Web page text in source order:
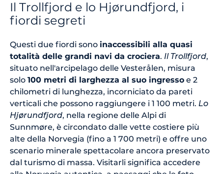
Il Trollfjord e lo Hjørundfjord, i
fiordi segreti
Questi due fiordi sono inaccessibili alla quasi
totalità delle grandi navi da crociera. Il Trollfjord,
situato nell'arcipelago delle Vesterålen, misura
solo 100 metri di larghezza al suo ingresso e 2
chilometri di lunghezza, incorniciato da pareti
verticali che possono raggiungere i 1 100 metri. Lo
Hjørundfjord, nella regione delle Alpi di
Sunnmøre, è circondato dalle vette costiere più
alte della Norvegia (fino a 1 700 metri) e offre uno
scenario minerale spettacolare ancora preservato
dal turismo di massa. Visitarli significa accedere